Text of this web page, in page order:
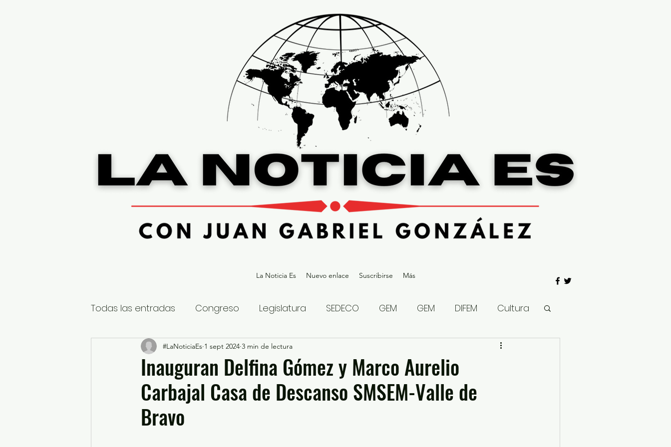
La Noticia Es Nuevo enlace Suscribirse Más
Todas las entradas Congreso Legislatura SEDECO GEM GEM DIFEM Cultura
Nacional Estatal Gubernatura Edoméx 2023
Educación y Cultura Seguridad y Justicia Denuncia Ciudadana
¿Qué pasa en tus municipios?
Inauguran Delfina Gómez y Marco Aurelio
Carbajal Casa de Descanso SMSEM-Valle de
Bravo
#LaNoticiaEs 1 sept 2024 3 min de lectura